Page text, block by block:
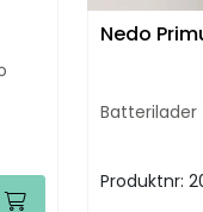
Nedo
Batterilader
Produktnr: